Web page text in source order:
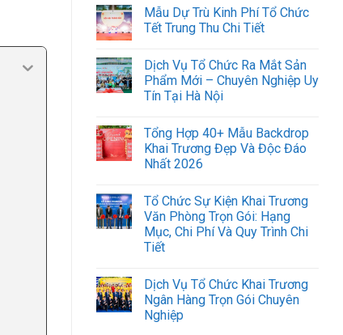
Mẫu Dự Trù Kinh Phí Tổ Chức
Tết Trung Thu Chi Tiết
Dịch Vụ Tổ Chức Ra Mắt Sản
Phẩm Mới – Chuyên Nghiệp Uy
Tín Tại Hà Nội
Tổng Hợp 40+ Mẫu Backdrop
Khai Trương Đẹp Và Độc Đáo
Nhất 2026
Tổ Chức Sự Kiện Khai Trương
Văn Phòng Trọn Gói: Hạng
Mục, Chi Phí Và Quy Trình Chi
Tiết
Dịch Vụ Tổ Chức Khai Trương
Ngân Hàng Trọn Gói Chuyên
Nghiệp